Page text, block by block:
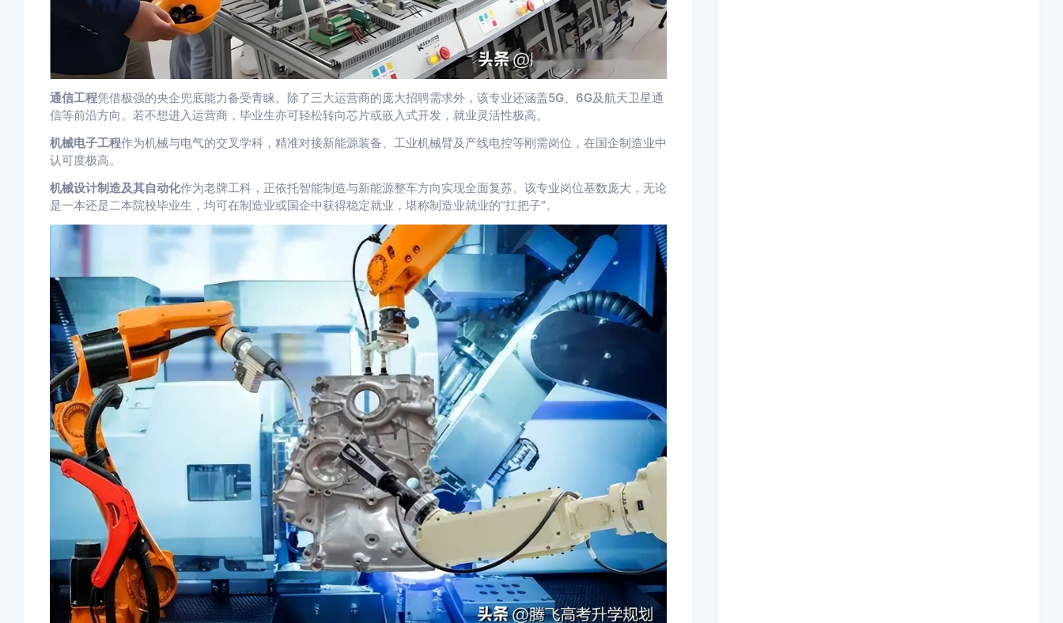
通信工程凭借极强的央企兜底能力备受青睐。除了三大运营商的庞大招聘需求外，该专业还涵盖5G、6G及航天卫星通
信等前沿方向。若不想进入运营商，毕业生亦可轻松转向芯片或嵌入式开发，就业灵活性极高。
机械电子工程作为机械与电气的交叉学科，精准对接新能源装备、工业机械臂及产线电控等刚需岗位，在国企制造业中
认可度极高。
机械设计制造及其自动化作为老牌工科，正依托智能制造与新能源整车方向实现全面复苏。该专业岗位基数庞大，无论
是一本还是二本院校毕业生，均可在制造业或国企中获得稳定就业，堪称制造业就业的“扛把子”。